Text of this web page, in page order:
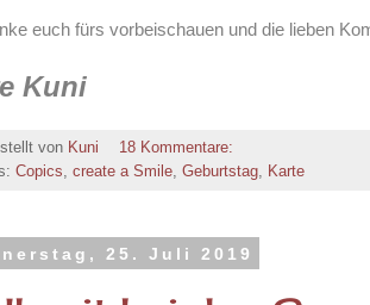
euch fürs vorbeischauen und die lieben
Kuni
von Kuni
18 Kommentare:
Copics create a Smile Geburtstag Karte
25. Juli 2019